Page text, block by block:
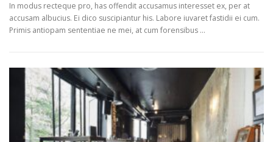
In modus recteque pro, has offendit accusamus interesset ex, per at
accusam albucius. Ei dico suscipiantur his. Labore iuvaret fastidii ei cum.
Primis antiopam sententiae ne mei, at cum forensibus …